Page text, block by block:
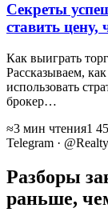
Секреты
ставить
Как выиграть
Рассказываем,
использовать
брокер…
≈3 мин чтения1
Telegram ·
Разборы
раньше,